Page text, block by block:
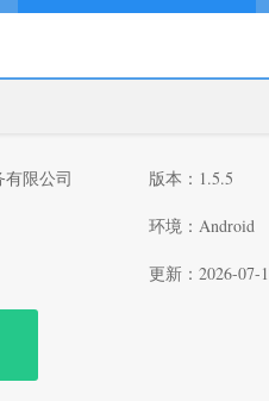
限公司 版本：1.5.5
环境：Android
更新：2026-07-